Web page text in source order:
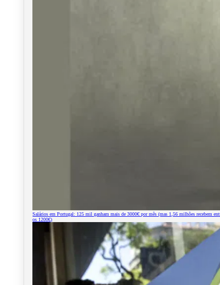
Salários em Portugal: 125 mil ganham mais de 3000€ por mês (mas 1,56 milhões recebem
os 1200€)